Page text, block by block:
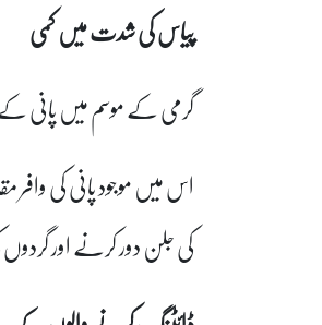
پیاس کی شدت میں کمی
گرمی کے موسم میں پانی
اس میں موجود پانی کی
کی جلن دور کرنے اور